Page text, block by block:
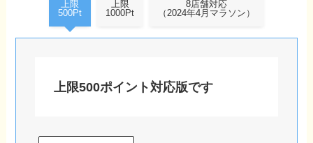
上限
500Pt
上限
1000Pt
8店舗対応
（2024年4月マラソン）
上限500ポイント対応版です